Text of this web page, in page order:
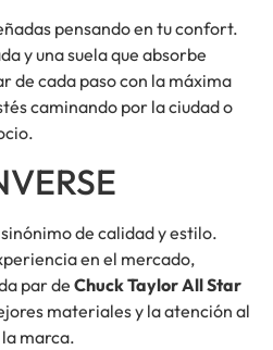
pensando en tu confort.
y una suela que absorbe
de cada paso con la máxima
caminando por la ciudad o
de calidad y estilo.
en el mercado,
par de Chuck Taylor All Star
materiales y la atención al
marca.